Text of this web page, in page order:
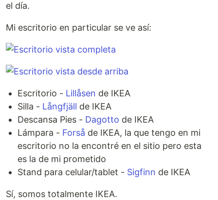
el día.
Mi escritorio en particular se ve así:
Escritorio - Lillåsen de IKEA
Silla - Långfjäll de IKEA
Descansa Pies - Dagotto de IKEA
Lámpara - Forså de IKEA, la que tengo en mi
escritorio no la encontré en el sitio pero esta
es la de mi prometido
Stand para celular/tablet - Sigfinn de IKEA
Sí, somos totalmente IKEA.